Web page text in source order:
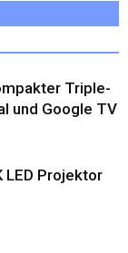
Triple-
und Google TV
LED Projektor